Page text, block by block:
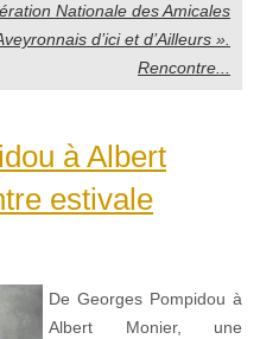
Nationale des Amicales
d’ici et d’Ailleurs ».
Rencontre...
à Albert
estivale
De Georges Pompidou à
Albert Monier, une